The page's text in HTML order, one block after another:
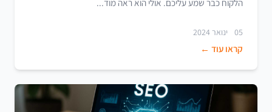
הלקוח כבר שמע עליכם. אולי הוא ראה מוד...
05 ינואר 2024
קראו עוד ←